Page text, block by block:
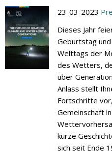
23-03-2023
Dieses Jahr
Geburtstag
Welttags der
des Wetters,
über
Anlass stellt
Fortschritte
Gemeinschaft
kurze
sich seit Ende